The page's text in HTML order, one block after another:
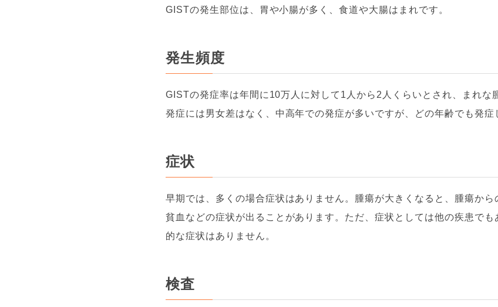
GISTの発生部位は、胃や小腸が多く、食道や大腸はまれです。
発生頻度
GISTの発症率は年間に10万人に対して1人から2人くらいとされ、まれな
発症には男女差はなく、中高年での発症が多いですが、どの年齢でも発症
症状
早期では、多くの場合症状はありません。腫瘍が大きくなると、腫瘍か
貧血などの症状が出ることがあります。ただ、症状としては他の疾患で
的な症状はありません。
検査